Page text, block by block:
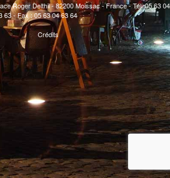
Roger Delthil - 82200 Moissac - France - Tél. 05 63 04
63 - Fax : 05 63 04 63 64
Crédits